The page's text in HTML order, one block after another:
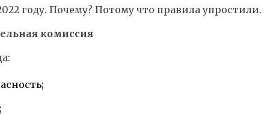
году. Почему? Потому что правила упростили.
комиссия